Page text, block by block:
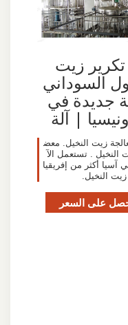
تكرير زيت
السوداني
جديدة في
| آلة
زيت النخيل. معض
النخيل . تستعمل الآ
آسيا أكثر من إفريقيا
زيت النخيل.
على السعر